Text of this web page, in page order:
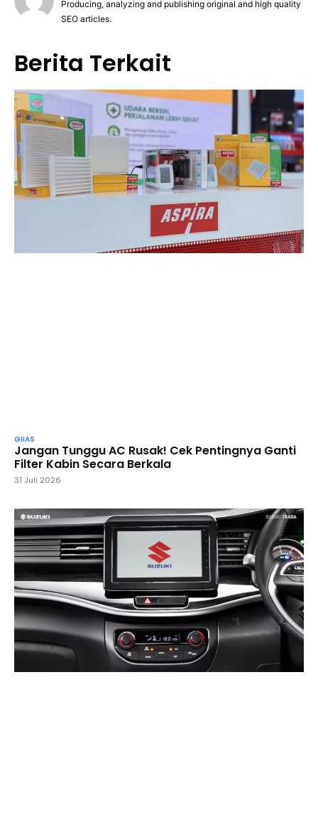
Producing, analyzing and publishing original and high quality
SEO articles.
Berita Terkait
GIIAS
Jangan Tunggu AC Rusak! Cek Pentingnya Ganti
Filter Kabin Secara Berkala
31 Juli 2026